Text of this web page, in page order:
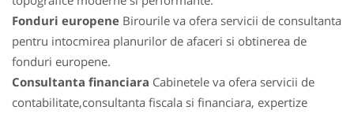
Fonduri europene Birourile va ofera servicii de consultanta
pentru intocmirea planurilor de afaceri si obtinerea de
fonduri europene.
Consultanta financiara Cabinetele va ofera servicii de
contabilitate,consultanta fiscala si financiara, expertize